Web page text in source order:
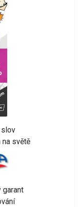
světě
garant